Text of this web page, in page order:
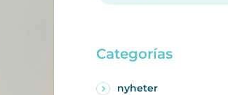
Categorías
nyheter